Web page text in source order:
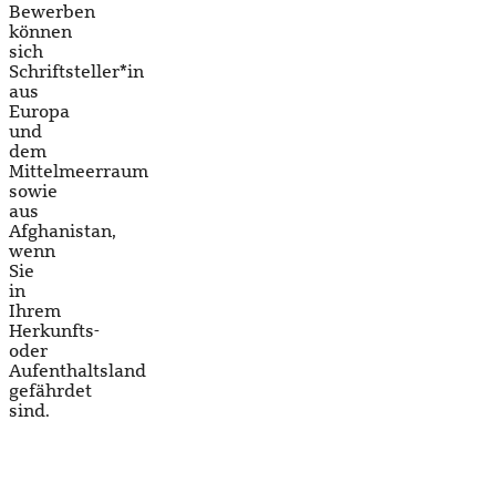
Bewerben
können
sich
Schriftsteller*in
aus
Europa
und
dem
Mittelmeerraum
sowie
aus
Afghanistan,
wenn
Sie
in
Ihrem
Herkunfts-
oder
Aufenthaltsland
gefährdet
sind.